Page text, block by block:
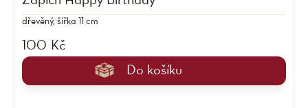
100 Kč
Do košíku
dřevěný, šířka 11 cm